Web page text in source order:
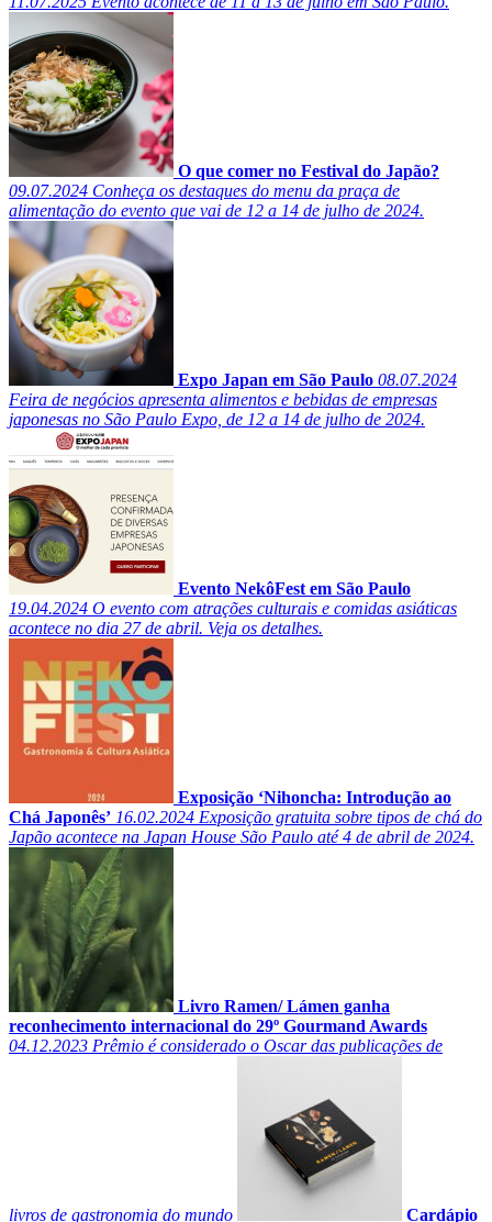
O que comer no Festival do Japão?
09.07.2024 Conheça os destaques do menu da praça de
alimentação do evento que vai de 12 a 14 de julho de 2024.
Expo Japan em São Paulo 08.07.2024
Feira de negócios apresenta alimentos e bebidas de empresas
japonesas no São Paulo Expo, de 12 a 14 de julho de 2024.
Evento NekôFest em São Paulo
19.04.2024 O evento com atrações culturais e comidas asiáticas
acontece no dia 27 de abril. Veja os detalhes.
Exposição ‘Nihoncha: Introdução ao
Chá Japonês’ 16.02.2024 Exposição gratuita sobre tipos de chá do
Japão acontece na Japan House São Paulo até 4 de abril de 2024.
Livro Ramen/ Lámen ganha
reconhecimento internacional do 29º Gourmand Awards
04.12.2023 Prêmio é considerado o Oscar das publicações de
livros de gastronomia do mundo
Cardápio